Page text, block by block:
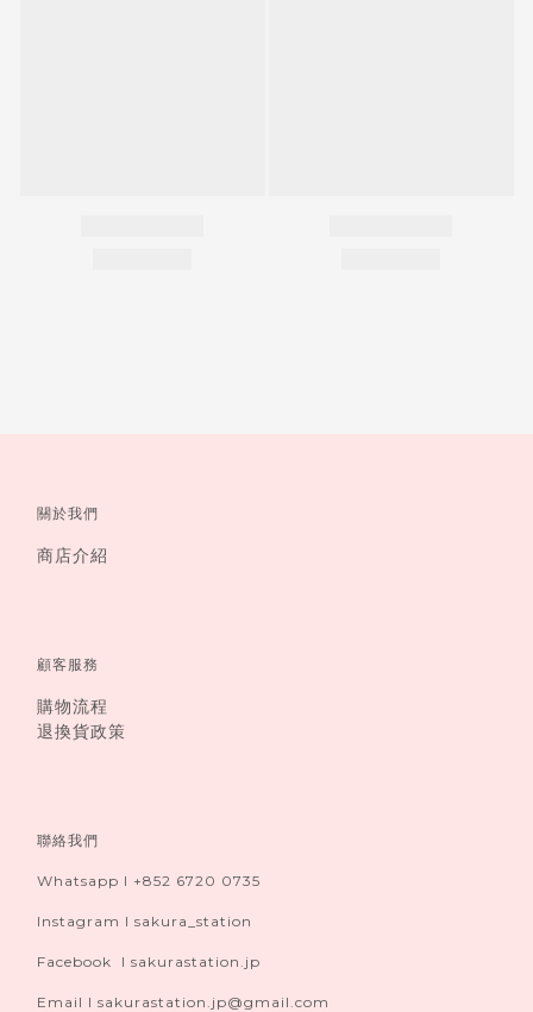
關於我們
商店介紹
顧客服務
購物流程
退換貨政策
聯絡我們
Whatsapp I +852 6720 0735
Instagram I sakura_station
Facebook I sakurastation.jp
Email I sakurastation.jp@gmail.com